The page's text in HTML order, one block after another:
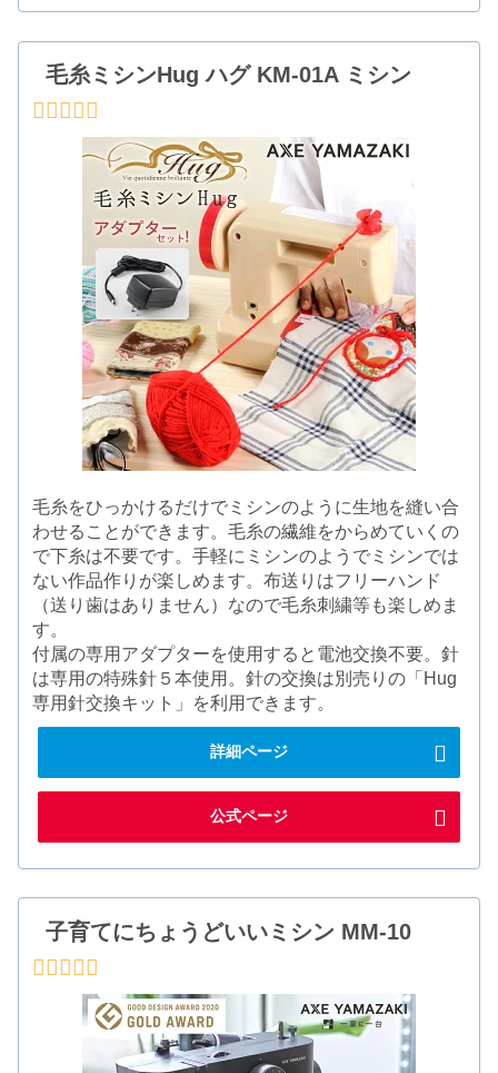
毛糸ミシンHug ハグ KM-01A ミシン
毛糸をひっかけるだけでミシンのように生地を縫い合
わせることができます。毛糸の繊維をからめていくの
で下糸は不要です。手軽にミシンのようでミシンでは
ない作品作りが楽しめます。布送りはフリーハンド
（送り歯はありません）なので毛糸刺繍等も楽しめま
す。
付属の専用アダプターを使用すると電池交換不要。針
は専用の特殊針５本使用。針の交換は別売りの「Hug
専用針交換キット」を利用できます。
詳細ページ
公式ページ
子育てにちょうどいいミシン MM-10